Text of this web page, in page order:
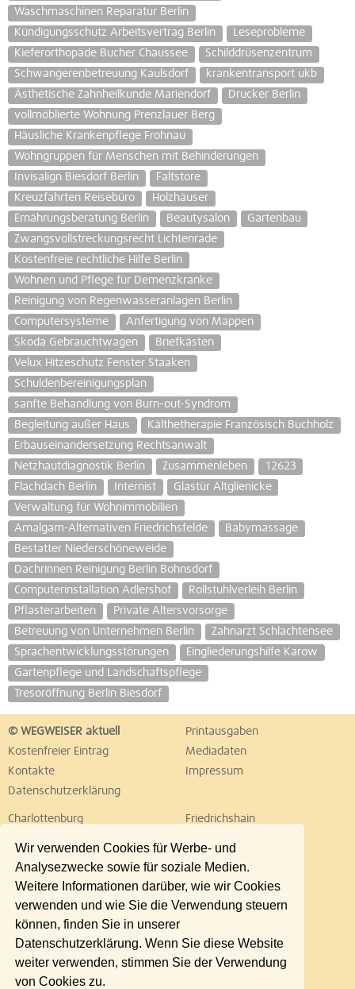
Wir verwenden Cookies für Werbe- und
Analysezwecke sowie für soziale Medien.
Weitere Informationen darüber, wie wir Cookies
verwenden und wie Sie die Verwendung steuern
können, finden Sie in unserer
Datenschutzerklärung. Wenn Sie diese Website
weiter verwenden, stimmen Sie der Verwendung
von Cookies zu.
Waschmaschinen Reparatur Berlin
Kündigungsschutz Arbeitsvertrag Berlin
Leseprobleme
Kieferorthopäde Bucher Chaussee
Schilddrüsenzentrum
Schwangerenbetreuung Kaulsdorf
krankentransport ukb
Ästhetische Zahnheilkunde Mariendorf
Drucker Berlin
vollmöblierte Wohnung Prenzlauer Berg
Häusliche Krankenpflege Frohnau
Wohngruppen für Menschen mit Behinderungen
Invisalign Biesdorf Berlin
Faltstore
Kreuzfahrten Reisebüro
Holzhäuser
Ernährungsberatung Berlin
Beautysalon
Gartenbau
Zwangsvollstreckungsrecht Lichtenrade
Kostenfreie rechtliche Hilfe Berlin
Wohnen und Pflege für Demenzkranke
Reinigung von Regenwasseranlagen Berlin
Computersysteme
Anfertigung von Mappen
Skoda Gebrauchtwagen
Briefkästen
Velux Hitzeschutz Fenster Staaken
Schuldenbereinigungsplan
sanfte Behandlung von Burn-out-Syndrom
Begleitung außer Haus
Kälthetherapie Französisch Buchholz
Erbauseinandersetzung Rechtsanwalt
Netzhautdiagnostik Berlin
Zusammenleben
12623
Flachdach Berlin
Internist
Glastür Altglienicke
Verwaltung für Wohnimmobilien
Amalgam-Alternativen Friedrichsfelde
Babymassage
Bestatter Niederschöneweide
Dachrinnen Reinigung Berlin Bohnsdorf
Computerinstallation Adlershof
Rollstuhlverleih Berlin
Pflasterarbeiten
Private Altersvorsorge
Betreuung von Unternehmen Berlin
Zahnarzt Schlachtensee
Sprachentwicklungsstörungen
Eingliederungshilfe Karow
Gartenpflege und Landschaftspflege
Tresoröffnung Berlin Biesdorf
© WEGWEISER aktuell
Printausgaben
Kostenfreier Eintrag
Mediadaten
Kontakte
Impressum
Datenschutzerklärung
Charlottenburg
Friedrichshain
Lichtenberg
Marzahn
Neukölln
Pankow
Reinickendorf
Schöneberg
Spandau
Steglitz
Tempelhof